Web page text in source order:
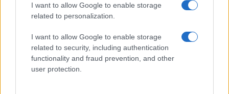
I want to allow Google to enable storage
related to personalization.
I want to allow Google to enable storage
related to security, including authentication
functionality and fraud prevention, and other
user protection.
πλατφόρμα CMF-B. Οι μηχανολόγοι της Renault
αναβάθμισαν τις δυνατότητές του με σκοπό να
εξασφαλίσουν κορυφαίο στην κατηγορία του επίπεδο
άνεσης, μοναδική ευελιξία και επίπεδο ηχομόνωσης. Το νέο
Clio είναι πιο ευέλικτο από ποτέ και ταιριάζει σε κάθε οδηγική
ανάγκη.